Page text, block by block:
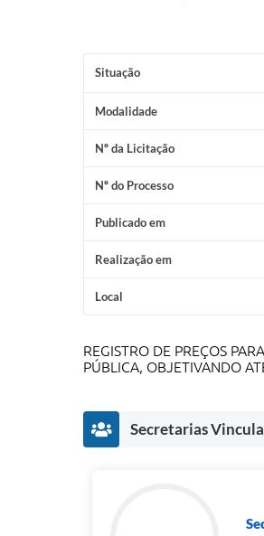
Situação
Modalidade
Nº da Licitação
Nº do Processo
Publicado em
Realização em
Local
REGISTRO DE PREÇOS
PÚBLICA, OBJETIVANDO
Secretarias